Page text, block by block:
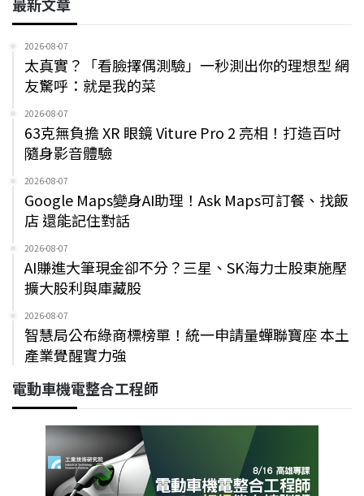
2026-08-07
太真實？「看臉擇偶測驗」一秒測出你的理想型 網
友驚呼：就是我的菜
2026-08-07
63克無負擔 XR 眼鏡 Viture Pro 2 亮相！打造百吋
隨身影音體驗
2026-08-07
Google Maps變身AI助理！Ask Maps可訂餐、找飯
店 還能記住對話
2026-08-07
AI賺進大筆現金卻不分？三星、SK海力士股東施壓
擴大股利與庫藏股
2026-08-07
智慧局公布綠商標榜單！統一申請量蟬聯寶座 本土
產業覺醒實力強
電動車機電整合工程師